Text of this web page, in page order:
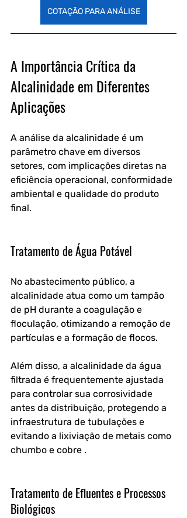
COTAÇÃO PARA ANÁLISE
A Importância Crítica da
Alcalinidade em Diferentes
Aplicações
A análise da alcalinidade é um
parâmetro chave em diversos
setores, com implicações diretas na
eficiência operacional, conformidade
ambiental e qualidade do produto
final.
Tratamento de Água Potável
No abastecimento público, a
alcalinidade atua como um tampão
de pH durante a coagulação e
floculação, otimizando a remoção de
partículas e a formação de flocos.
Além disso, a alcalinidade da água
filtrada é frequentemente ajustada
para controlar sua corrosividade
antes da distribuição, protegendo a
infraestrutura de tubulações e
evitando a lixiviação de metais como
chumbo e cobre .
Tratamento de Efluentes e Processos
Biológicos